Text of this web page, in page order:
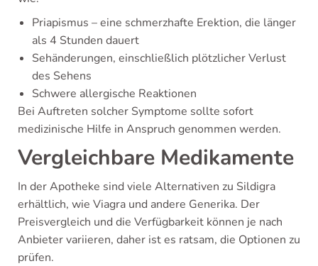
Priapismus – eine schmerzhafte Erektion, die länger
als 4 Stunden dauert
Sehänderungen, einschließlich plötzlicher Verlust
des Sehens
Schwere allergische Reaktionen
Bei Auftreten solcher Symptome sollte sofort
medizinische Hilfe in Anspruch genommen werden.
Vergleichbare Medikamente
In der Apotheke sind viele Alternativen zu Sildigra
erhältlich, wie Viagra und andere Generika. Der
Preisvergleich und die Verfügbarkeit können je nach
Anbieter variieren, daher ist es ratsam, die Optionen zu
prüfen.